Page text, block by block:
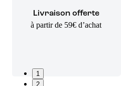
Livraison offerte
à partir de 59€ d’achat
1
2